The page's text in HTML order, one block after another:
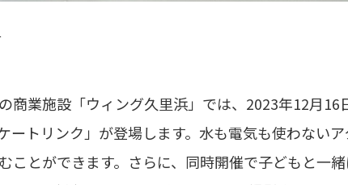
商業施設「ウィング久里浜」では、2023年12月
ートリンク」が登場します。水も電気も使わない
ことができます。さらに、同時開催で子どもと一